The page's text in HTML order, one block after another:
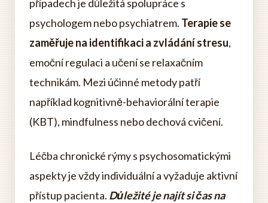
případech je důležitá spolupráce s
psychologem nebo psychiatrem. Terapie se
zaměřuje na identifikaci a zvládání stresu,
emoční regulaci a učení se relaxačním
technikám. Mezi účinné metody patří
například kognitivně-behaviorální terapie
(KBT), mindfulness nebo dechová cvičení.
Léčba chronické rýmy s psychosomatickými
aspekty je vždy individuální a vyžaduje aktivní
přístup pacienta. Důležité je najít si čas na